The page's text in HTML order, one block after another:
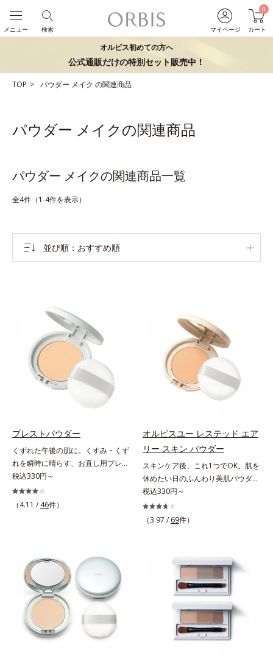
マイページ
0
カート
検索
メニュー
オルビス初めての方へ
公式通販だけの特別セット販売中！
TOP パウダー メイク の関連商品
パウダー メイクの関連商品
パウダー メイクの関連商品一覧
全4件（1-4件を表示）
並び順 おすすめ順
プレストパウダー
くずれた午後の肌に。くすみ・くず
れを瞬時に晴らす、お直し用プレス
トパウダー。くすみ・くずれを瞬時
に晴らす、お直し用のプレストパウ
ダーです。朝のメイクから時間が経
ションのすき間にフィットし、凹凸
や毛穴をフラットに整えます。また
お直しと同時にうるおいを補給。さ
らに余分な皮脂を吸着して、水分と
皮脂のバランスをコントロールし、
メイクがくずれにくい肌へ。“立て
直す”ことにこだわった設計で、メ
税込330円～
（4.11 / 46件）
オルビスユー レステッド エア
リー スキン パウダー
スキンケア後、これ1つでOK。肌を
休めたい日のふんわり美肌パウダ
ー。ふんわり美肌が叶う、うるおい
パウダーです。3色の光を操るパウ
ダーがツヤと透明感を演出。ソフト
美肌質感を叶えます。さらに花粉や
ちり・ホコリ、紫外線などの外的刺
激から肌をガードします。スキンケ
ア後にこれひとつでライトメイク効
果。クレンジング不要で、紫外線吸
収剤やグリセリン、パラベンもフリ
税込330円～
（3.97 / 69件）